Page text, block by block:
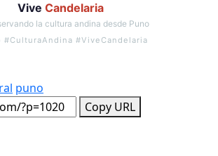
ViveCandelaria
la cultura andina desde Puno
#CulturaAndina #ViveCandelaria
puno
Copy URL